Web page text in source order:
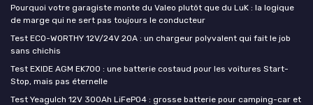
Pourquoi votre garagiste monte du Valeo plutôt que du LuK : la logique
de marge qui ne sert pas toujours le conducteur
Test ECO-WORTHY 12V/24V 20A : un chargeur polyvalent qui fait le job
sans chichis
Test EXIDE AGM EK700 : une batterie costaud pour les voitures Start-
Stop, mais pas éternelle
Test Yeagulch 12V 300Ah LiFePO4 : grosse batterie pour camping-car et